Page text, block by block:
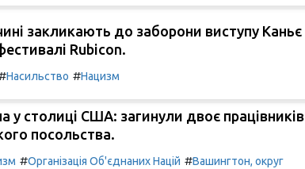
закликають до заборони виступу Каньє
Rubicon.
Насильство #Нацизм
у столиці США: загинули двоє працівників
посольства.
#Організація Об'єднаних Націй #Вашингтон, округ